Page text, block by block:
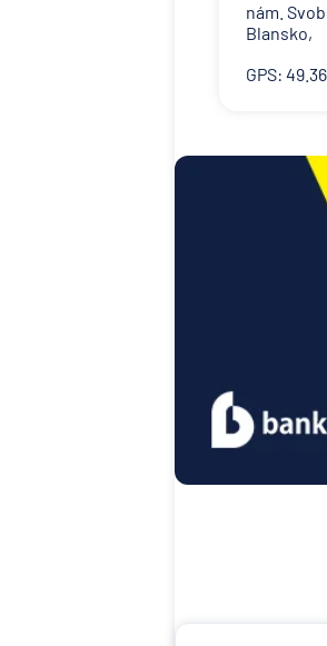
nám.
Blansko,
GPS: